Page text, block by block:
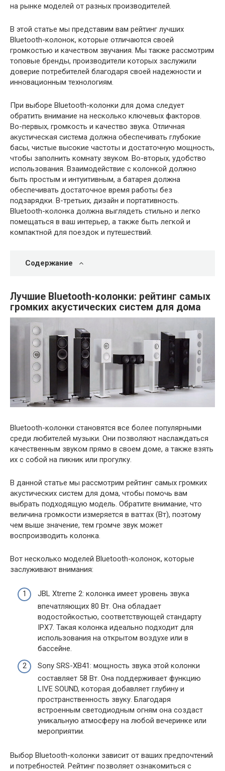
на рынке моделей от разных производителей.
В этой статье мы представим вам рейтинг лучших
Bluetooth-колонок, которые отличаются своей
громкостью и качеством звучания. Мы также рассмотрим
топовые бренды, производители которых заслужили
доверие потребителей благодаря своей надежности и
инновационным технологиям.
При выборе Bluetooth-колонки для дома следует
обратить внимание на несколько ключевых факторов.
Во-первых, громкость и качество звука. Отличная
акустическая система должна обеспечивать глубокие
басы, чистые высокие частоты и достаточную мощность,
чтобы заполнить комнату звуком. Во-вторых, удобство
использования. Взаимодействие с колонкой должно
быть простым и интуитивным, а батарея должна
обеспечивать достаточное время работы без
подзарядки. В-третьих, дизайн и портативность.
Bluetooth-колонка должна выглядеть стильно и легко
помещаться в ваш интерьер, а также быть легкой и
компактной для поездок и путешествий.
Содержание
Лучшие Bluetooth-колонки: рейтинг самых
громких акустических систем для дома
Bluetooth-колонки становятся все более популярными
среди любителей музыки. Они позволяют наслаждаться
качественным звуком прямо в своем доме, а также взять
их с собой на пикник или прогулку.
В данной статье мы рассмотрим рейтинг самых громких
акустических систем для дома, чтобы помочь вам
выбрать подходящую модель. Обратите внимание, что
величина громкости измеряется в ваттах (Вт), поэтому
чем выше значение, тем громче звук может
воспроизводить колонка.
Вот несколько моделей Bluetooth-колонок, которые
заслуживают внимания:
JBL Xtreme 2: колонка имеет уровень звука
впечатляющих 80 Вт. Она обладает
водостойкостью, соответствующей стандарту
IPX7. Такая колонка идеально подходит для
использования на открытом воздухе или в
бассейне.
Sony SRS-XB41: мощность звука этой колонки
составляет 58 Вт. Она поддерживает функцию
LIVE SOUND, которая добавляет глубину и
пространственность звуку. Благодаря
встроенным светодиодным огням она создаст
уникальную атмосферу на любой вечеринке или
мероприятии.
Выбор Bluetooth-колонки зависит от ваших предпочтений
и потребностей. Рейтинг позволяет ознакомиться с